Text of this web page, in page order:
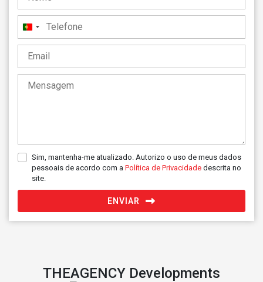
Portugal
+351
Sim, mantenha-me atualizado. Autorizo o uso de meus dados
pessoais de acordo com a Política de Privacidade descrita no
site.
ENVIAR
THEAGENCY Developments